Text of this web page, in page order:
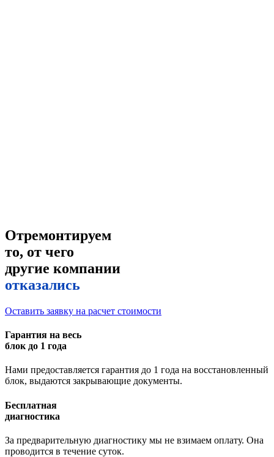
Отремонтируем
то, от чего
другие компании
отказались
Оставить заявку на расчет стоимости
Гарантия на весь
блок до 1 года
Нами предоставляется гарантия до 1 года на восстановленный
блок, выдаются закрывающие документы.
Бесплатная
диагностика
За предварительную диагностику мы не взимаем оплату. Она
проводится в течение суток.